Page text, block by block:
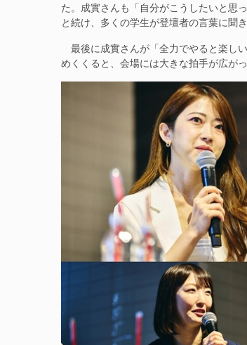
た。成實さんも「自分がこうしたいと思
と続け、多くの学生が登壇者の言葉に聞き
最後に成實さんが「全力でやると楽し
めくくると、会場には大きな拍手が広がっ